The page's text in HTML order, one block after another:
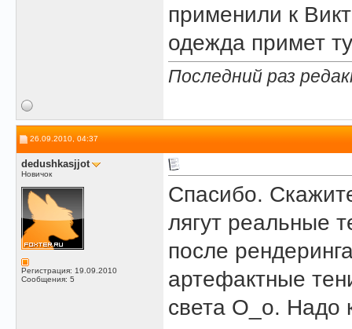
применили к
одежда примет
Последний раз
26.09.2010, 04:37
dedushkasjjot
Новичок
Регистрация: 19.09.2010
Сообщения: 5
Спасибо.
лягут реальные
после
артефактные
света О_о. Надо